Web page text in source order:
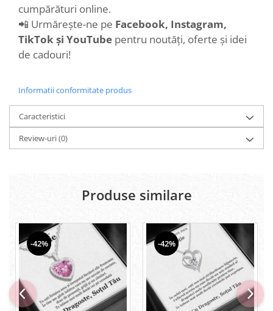
cumpărături online.
📲 Urmărește-ne pe Facebook, Instagram,
TikTok și YouTube pentru noutăți, oferte și idei
de cadouri!
Informatii conformitate produs
Caracteristici
Review-uri(0)
Produse similare
-42% -42%